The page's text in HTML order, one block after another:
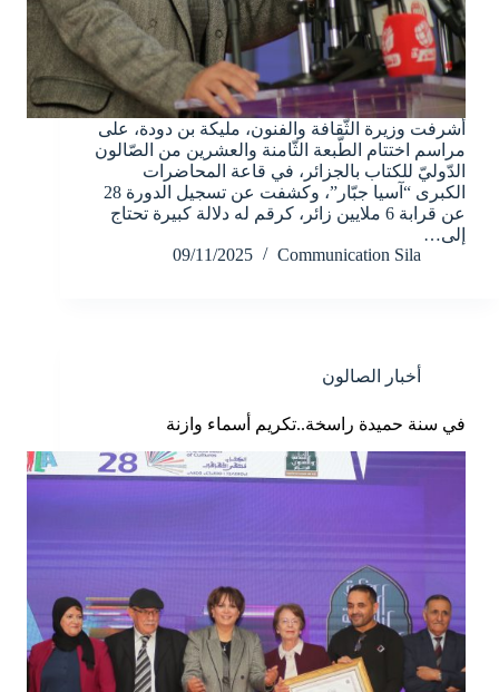
أشرفت وزيرة الثّقافة والفنون، مليكة بن دودة، على
مراسم اختتام الطّبعة الثّامنة والعشرين من الصّالون
الدّوليّ للكتاب بالجزائر، في قاعة المحاضرات
الكبرى “آسيا جبّار”، وكشفت عن تسجيل الدورة 28
عن قرابة 6 ملايين زائر، كرقم له دلالة كبيرة تحتاج
إلى…
Communication Sila
09/11/2025
أخبار الصالون
في سنة حميدة راسخة..تكريم أسماء وازنة